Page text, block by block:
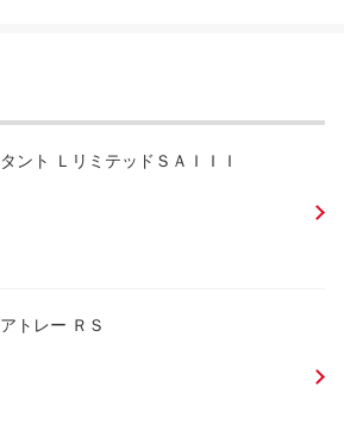
タント ＬリミテッドＳＡＩＩＩ
アトレー ＲＳ